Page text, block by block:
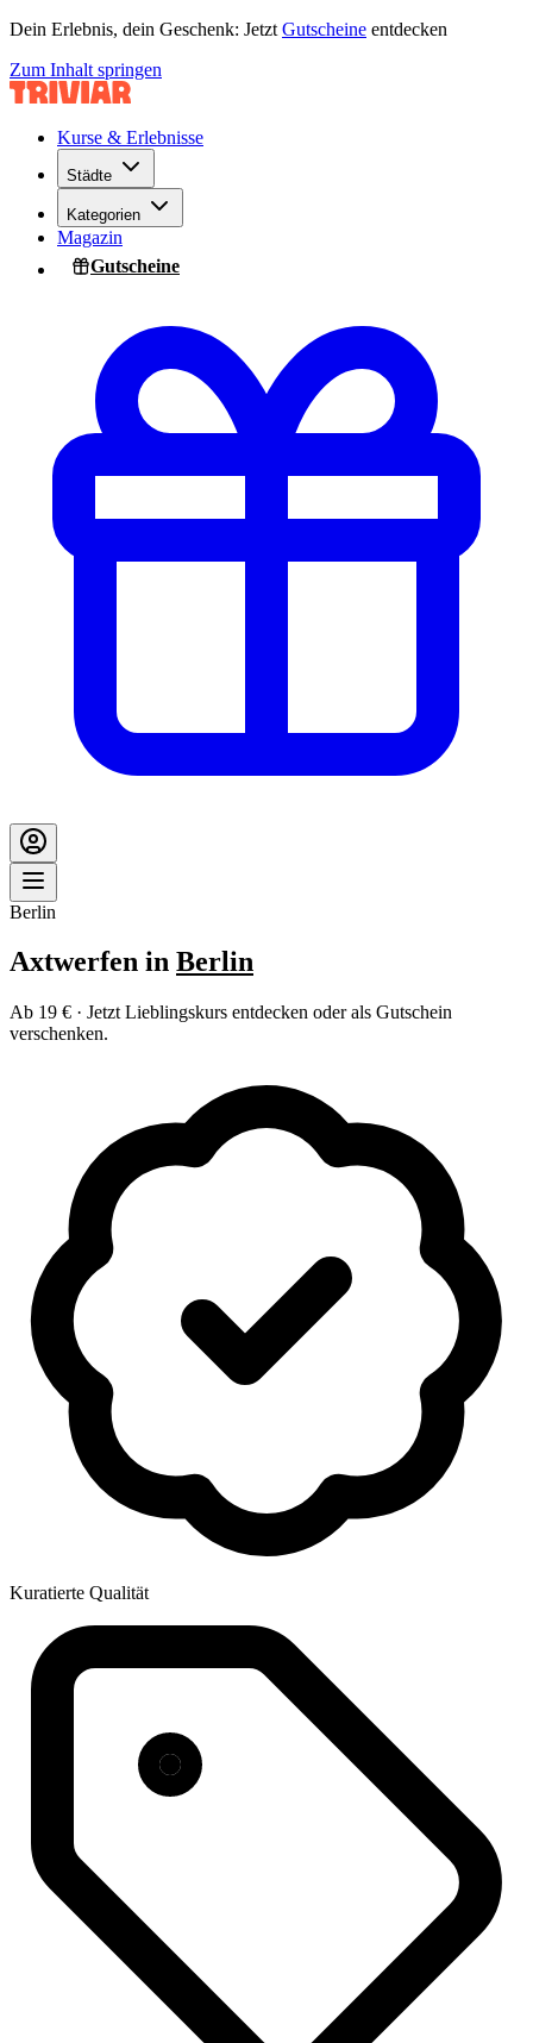
Dein Erlebnis, dein Geschenk: Jetzt Gutscheine entdecken
Zum Inhalt springen
Kurse & Erlebnisse
Städte
Kategorien
Magazin
Gutscheine
Berlin
Axtwerfen in Berlin
Ab 19 € · Jetzt Lieblingskurs entdecken oder als Gutschein
verschenken.
Kuratierte Qualität